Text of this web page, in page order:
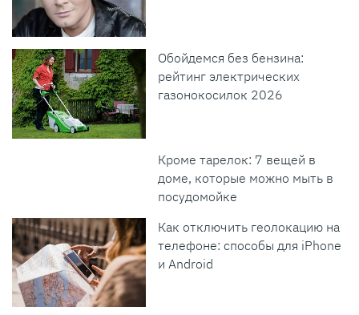
Обойдемся без бензина:
рейтинг электрических
газонокосилок 2026
Кроме тарелок: 7 вещей в
доме, которые можно мыть в
посудомойке
Как отключить геолокацию на
телефоне: способы для iPhone
и Android